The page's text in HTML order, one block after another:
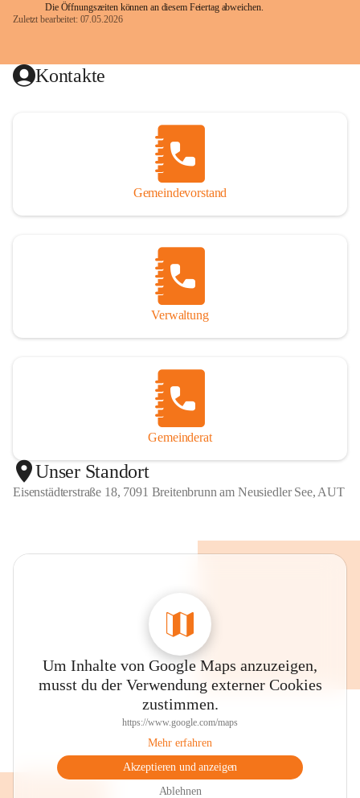
Die Öffnungszeiten können an diesem Feiertag abweichen.
Zuletzt bearbeitet: 07.05.2026
Kontakte
Gemeindevorstand
Verwaltung
Gemeinderat
Unser Standort
Eisenstädterstraße 18, 7091 Breitenbrunn am Neusiedler See, AUT
Um Inhalte von Google Maps anzuzeigen,
musst du der Verwendung externer Cookies
zustimmen.
https://www.google.com/maps
Mehr erfahren
Akzeptieren und anzeigen
Ablehnen